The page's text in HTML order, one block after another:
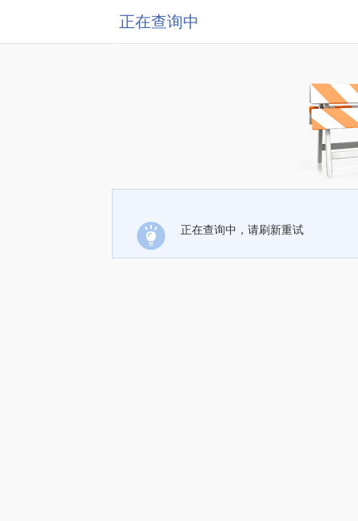
正在查询中
正在查询中，请刷新重试